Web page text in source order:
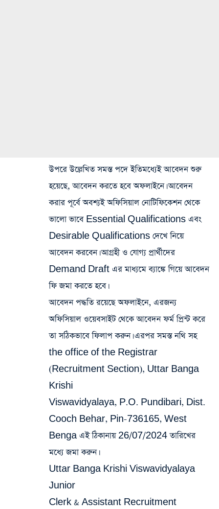
উপরে উল্লেখিত সমস্ত পদে ইতিমধ্যেই আবেদন শুরু
হয়েছে, আবেদন করতে হবে অফলাইনে। আবেদন
করার পূর্বে অবশ্যই অফিসিয়াল নোটিফিকেশন থেকে
ভালো ভাবে Essential Qualifications এবং
Desirable Qualifications দেখে নিয়ে
আবেদন করবেন। আগ্রহী ও যোগ্য প্রার্থীদের
Demand Draft এর মাধ্যমে ব্যাঙ্কে গিয়ে আবেদন
ফি জমা করতে হবে।
আবেদন পদ্ধতি রয়েছে অফলাইনে, এরজন্য
অফিসিয়াল ওয়েবসাইট থেকে আবেদন ফর্ম প্রিন্ট করে
তা সঠিকভাবে ফিলাপ করুন। এরপর সমস্ত নথি সহ
the office of the Registrar
(Recruitment Section), Uttar Banga
Krishi
Viswavidyalaya, P.O. Pundibari, Dist.
Cooch Behar, Pin-736165, West
Benga এই ঠিকানায় 26/07/2024 তারিখের
মধ্যে জমা করুন।
Uttar Banga Krishi Viswavidyalaya
Junior
Clerk & Assistant Recruitment